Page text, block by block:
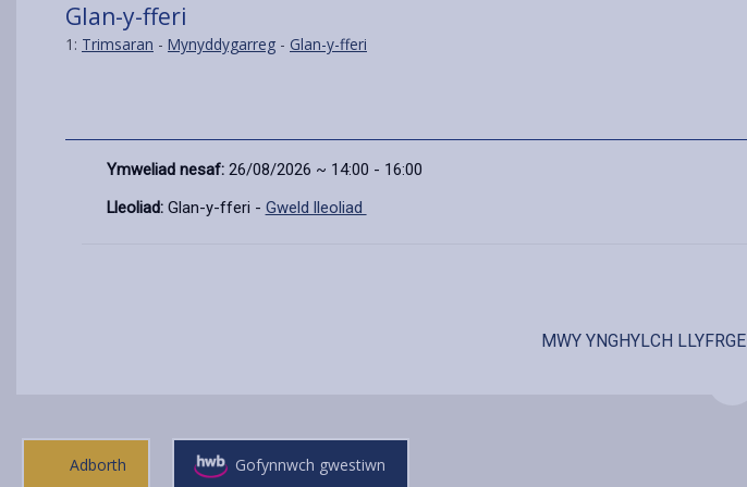
Glan-y-fferi
1: Trimsaran - Mynyddygarreg - Glan-y-fferi
Ymweliad nesaf: 26/08/2026 ~ 14:00 - 16:00
Lleoliad: Glan-y-fferi - Gweld lleoliad
MWY
Adborth Gofynnwch gwestiwn